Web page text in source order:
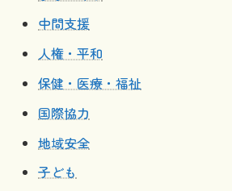
中間支援
人権・平和
保健・医療・福祉
国際協力
地域安全
子ども